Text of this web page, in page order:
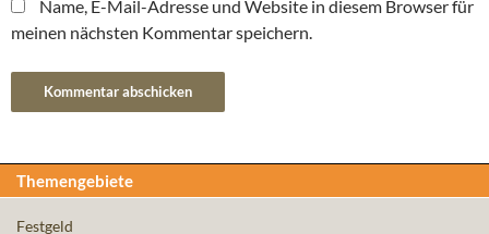
Name, E-Mail-Adresse und Website in diesem Browser für
meinen nächsten Kommentar speichern.
Themengebiete
Festgeld